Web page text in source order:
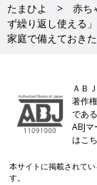
たまひよ 赤ち
ず繰り返し使える
家庭で備えておき
ＡＢ
著作
であ
ABJ
はこ
本サイトに掲載されて
す。